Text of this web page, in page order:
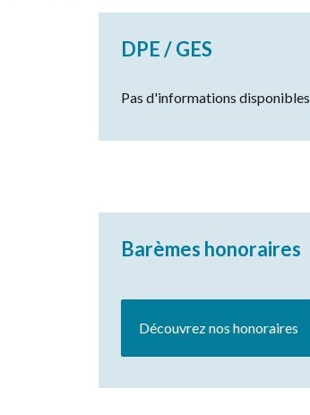
DPE / GES
Pas d'informations disponibles
Barèmes honoraires
Découvrez nos honoraires